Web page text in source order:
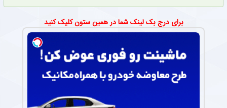
برای درج بک لینک شما در همین ستون کلیک کنید